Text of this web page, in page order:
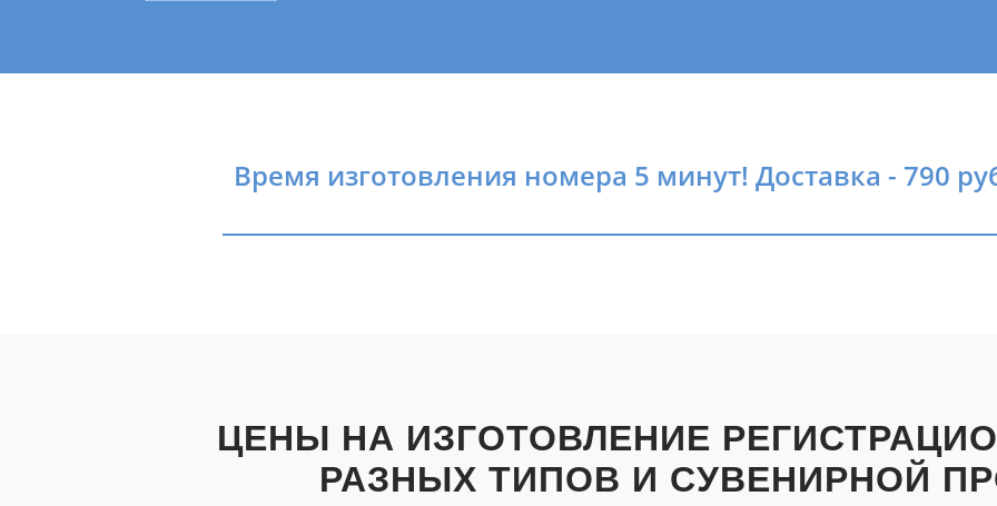
Время изготовления номера 5 минут! Доставка - 790
ЦЕНЫ НА ИЗГОТОВЛЕНИЕ
РАЗНЫХ ТИПОВ И СУВЕНИРНОЙ